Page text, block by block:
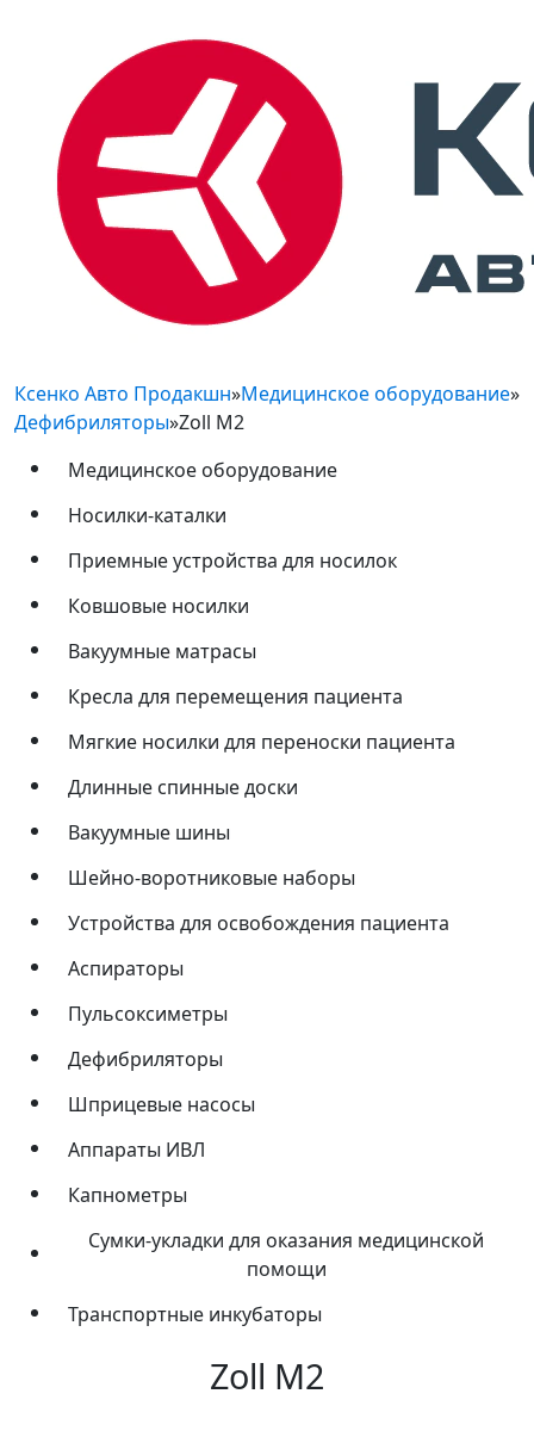
Ксенко Авто Продакшн»Медицинское оборудование»
Дефибриляторы»Zoll M2
Медицинское оборудование
Носилки-каталки
Приемные устройства для носилок
Ковшовые носилки
Вакуумные матрасы
Кресла для перемещения пациента
Мягкие носилки для переноски пациента
Длинные спинные доски
Вакуумные шины
Шейно-воротниковые наборы
Устройства для освобождения пациента
Аспираторы
Пульсоксиметры
Дефибриляторы
Шприцевые насосы
Аппараты ИВЛ
Капнометры
Сумки-укладки для оказания медицинской
помощи
Транспортные инкубаторы
Zoll M2